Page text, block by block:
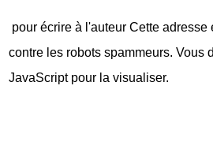
pour écrire à l'auteur Cette adresse
contre les robots spammeurs. Vous
JavaScript pour la visualiser.